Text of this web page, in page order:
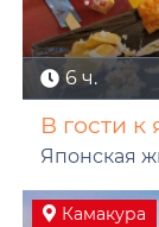
6 ч.
В гости
Японская
Камакура